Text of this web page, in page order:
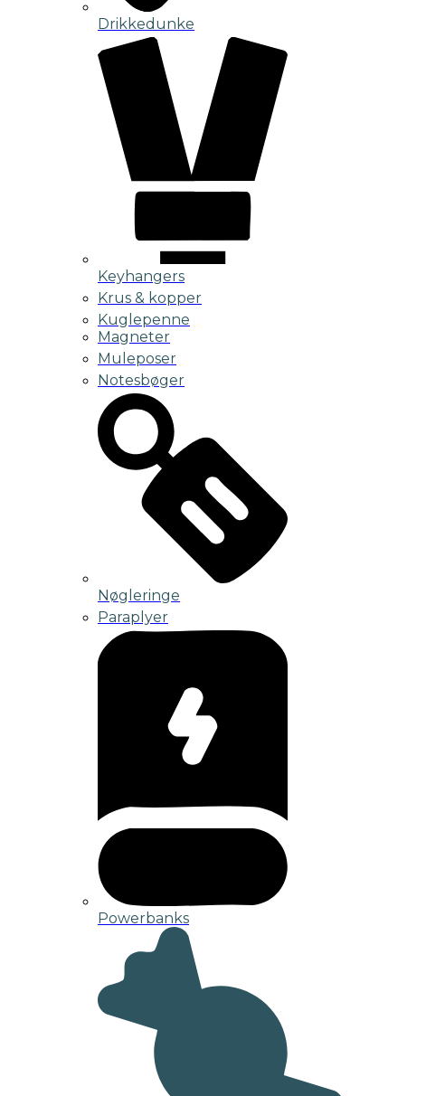
Drikkedunke
Keyhangers
Krus & kopper
Kuglepenne
Magneter
Muleposer
Notesbøger
Nøgleringe
Paraplyer
Powerbanks